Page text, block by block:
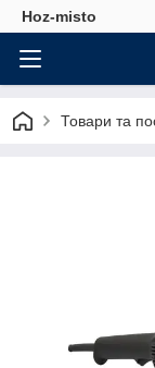
Hoz-misto
Товари та